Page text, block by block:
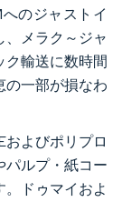
のジャストイ
、メラク～ジャ
ク輸送に数時間
の一部が損なわ
およびポリプロ
パルプ・紙コー
ドゥマイおよ